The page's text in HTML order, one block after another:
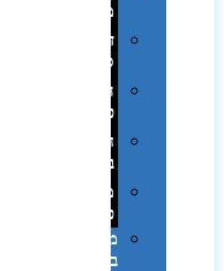
משי
דפוס
סובלימציה
הדפס
פרוצס
חריטה
בלייזר
מהו
פנטון?
מיתוג
באמצעות